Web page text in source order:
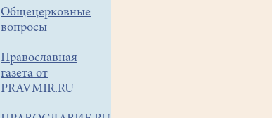
Общецерковные
вопросы
Православная
газета от
PRAVMIR.RU